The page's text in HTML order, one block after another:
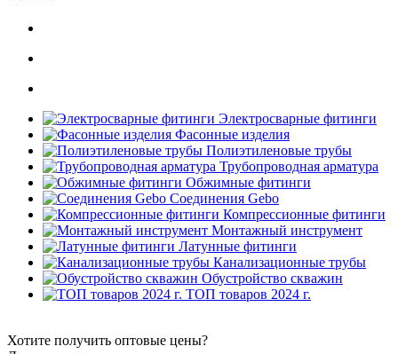
Электросварные фитинги
Фасонные изделия
Полиэтиленовые трубы
Трубопроводная арматура
Обжимные фитинги
Соединения Gebo
Компрессионные фитинги
Монтажный инструмент
Латунные фитинги
Канализационные трубы
Обустройство скважин
ТОП товаров 2024 г.
Хотите получить оптовые цены?